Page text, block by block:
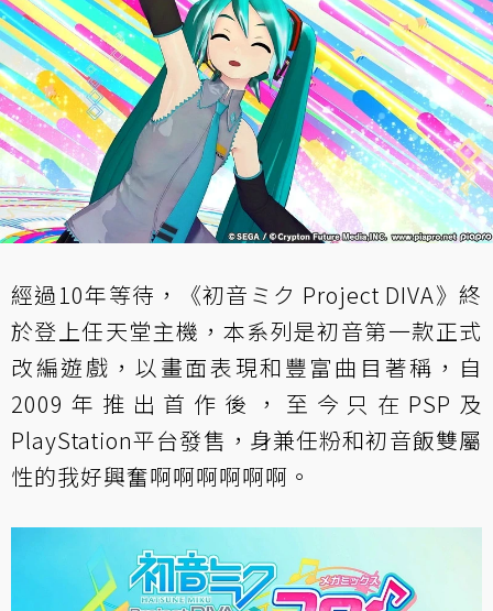
經過10年等待，《初音ミク Project DIVA》終
於登上任天堂主機，本系列是初音第一款正式
改編遊戲，以畫面表現和豐富曲目著稱，自
2009年推出首作後，至今只在PSP及
PlayStation平台發售，身兼任粉和初音飯雙屬
性的我好興奮啊啊啊啊啊啊。